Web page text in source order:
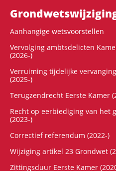
Aanhangige wetsvoorstellen
Vervolging ambtsdelicten
(2026-)
Verruiming tijdelijke
(2025-)
Terugzendrecht Eerste Kamer
Recht op eerbiediging van het
(2023-)
Correctief referendum (2022-)
Wijziging artikel 23 Grondwet
Zittingsduur Eerste Kamer